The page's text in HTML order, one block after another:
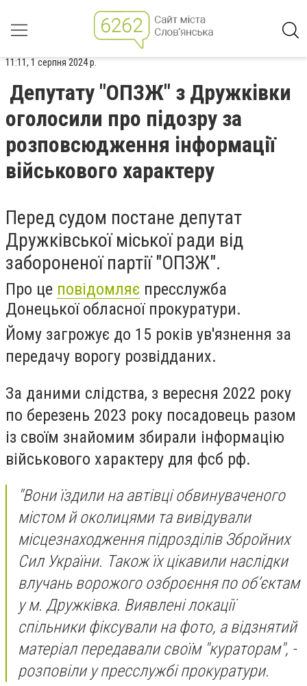
11:11, 1 серпня 2024 р.
Депутату "ОПЗЖ" з Дружківки
оголосили про підозру за
розповсюдження інформації
військового характеру
Перед судом постане депутат
Дружківської міської ради від
забороненої партії "ОПЗЖ".
Про це повідомляє пресслужба
Донецької обласної прокуратури.
Йому загрожує до 15 років ув'язнення за
передачу ворогу розвідданих.
За даними слідства, з вересня 2022 року
по березень 2023 року посадовець разом
із своїм знайомим збирали інформацію
військового характеру для фсб рф.
"Вони їздили на автівці обвинуваченого
містом й околицями та вивідували
місцезнаходження підрозділів Збройних
Сил України. Також їх цікавили наслідки
влучань ворожого озброєння по об’єктам
у м. Дружківка. Виявлені локації
спільники фіксували на фото, а відзнятий
матеріал передавали своїм "кураторам", -
розповіли у пресслужбі прокуратури.